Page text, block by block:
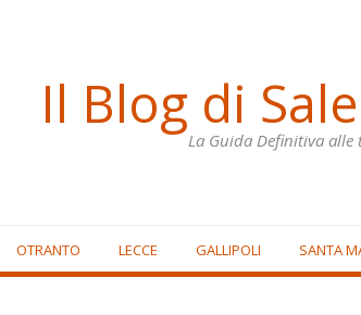
Il Blog di
La Guida Definitiva alle
OTRANTO LECCE GALLIPOLI SANTA